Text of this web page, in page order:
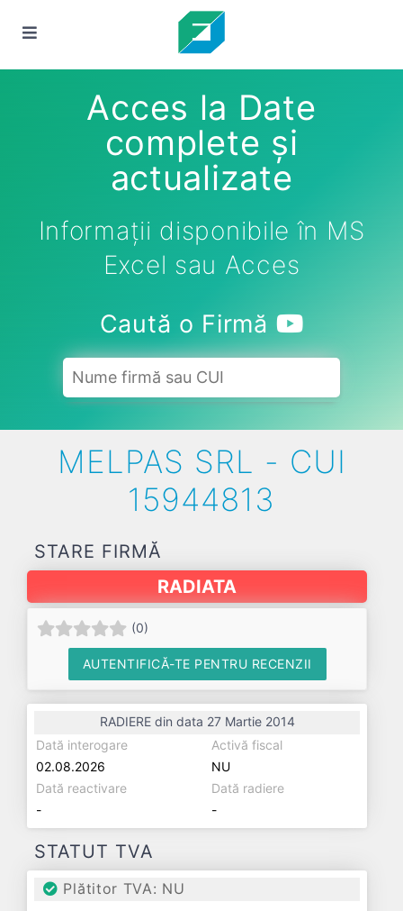
Acces la Date
complete și
actualizate
Informații disponibile în MS
Excel sau Acces
Caută o Firmă
MELPAS SRL - CUI
15944813
STARE FIRMĂ
RADIATA
(0)
AUTENTIFICĂ-TE PENTRU RECENZII
RADIERE din data 27 Martie 2014
Dată interogare
02.08.2026
Activă fiscal
NU
Dată reactivare
-
Dată radiere
-
STATUT TVA
Plătitor TVA: NU